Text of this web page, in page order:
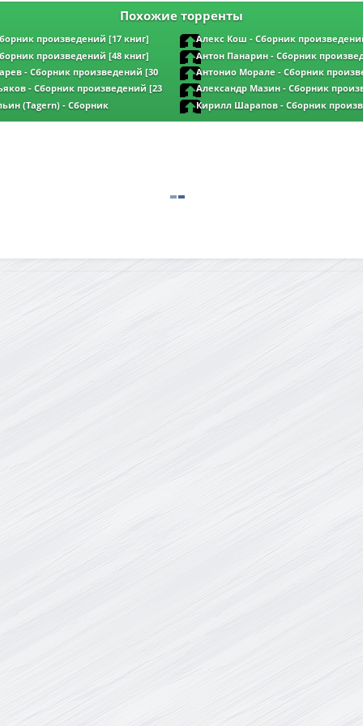
Похожие торренты
произведений [17 книг]
Алекс Кош - Сборник
(2006-2026) FB2
произведений [48 книг]
Антон Панарин - Сборник
(2022-2026) FB2
- Сборник произведений [30
Антонио Морале - Сборник
книги] (2022-2026) FB2
- Сборник произведений [23
FB2
Александр Мазин - Сборник
2026) FB2
(Tagern) - Сборник
(1995-2026) FB2
Кирилл Шарапов - Сборник
книга] (2013-2026) FB2